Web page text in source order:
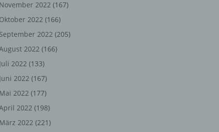
November 2022 (167)
Oktober 2022 (166)
September 2022 (205)
2022 (166)
Juli 2022 (133)
Juni 2022 (167)
Mai 2022 (177)
2022 (198)
März 2022 (221)
oder